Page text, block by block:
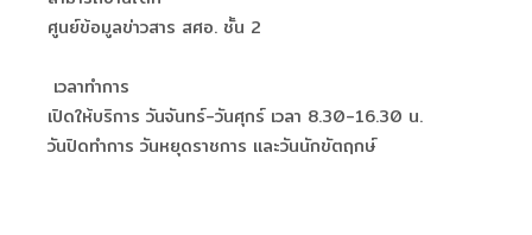
ศูนย์ข้อมูลข่าวสาร สศอ. ชั้น 2
เวลาทำการ
เปิดให้บริการ วันจันทร์-วันศุกร์ เวลา 8.30-16.30 น.
วันปิดทำการ วันหยุดราชการ และวันนักขัตฤกษ์